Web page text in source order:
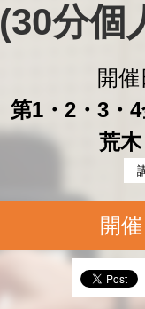
(30分個
開催
第1・2・3・
荒
開